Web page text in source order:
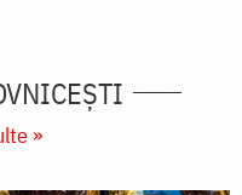
»